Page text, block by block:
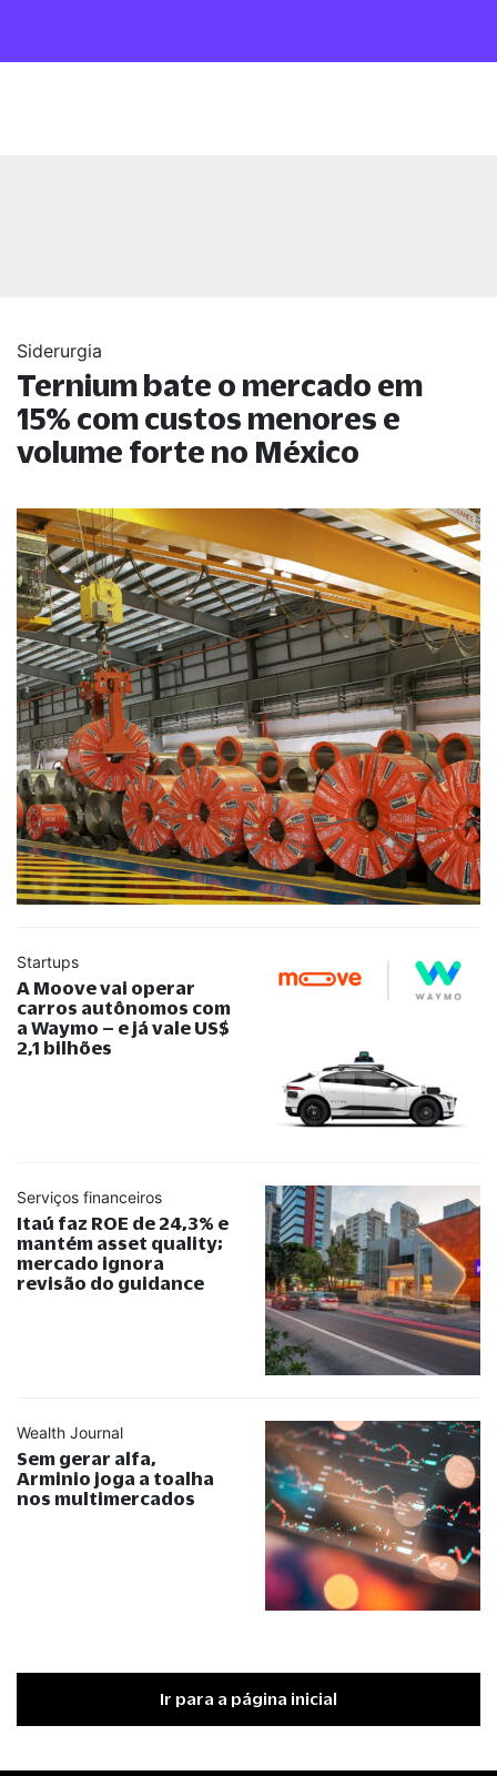
Siderurgia
Ternium bate o mercado em
15% com custos menores e
volume forte no México
Startups
A Moove vai operar
carros autônomos com
a Waymo – e já vale US$
2,1 bilhões
Serviços financeiros
Itaú faz ROE de 24,3% e
mantém asset quality;
mercado ignora
revisão do guidance
Wealth Journal
Sem gerar alfa,
Arminio joga a toalha
nos multimercados
Ir para a página inicial